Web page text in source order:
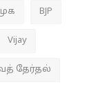
BJP
Vijay
தேர்தல்